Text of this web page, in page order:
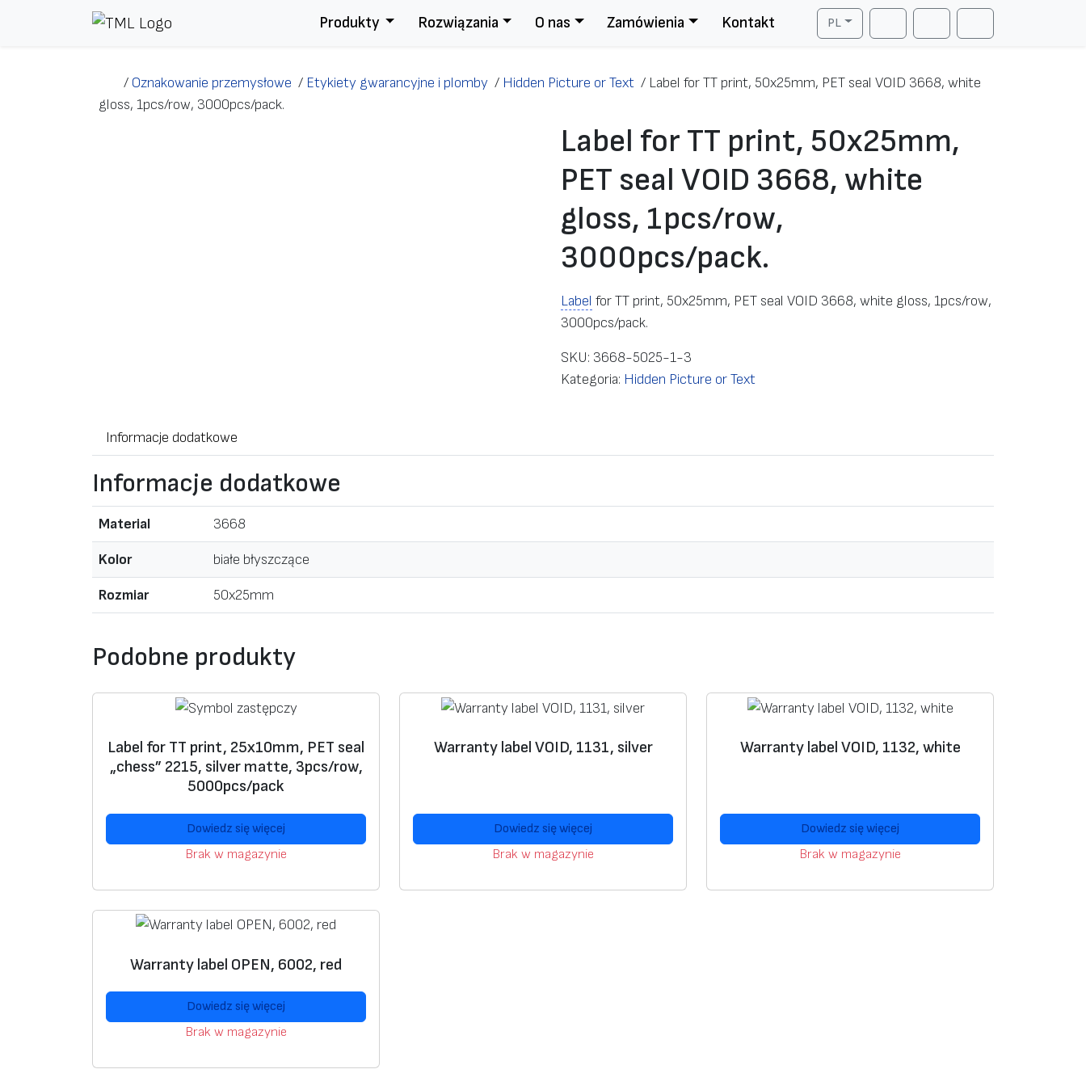
Przejdź do treści
Produkty Rozwiązania O nas Zamówienia Kontakt
PL
Search AccountCart
/ Oznakowanie przemysłowe / Etykiety gwarancyjne i plomby/ Hidden Picture or Text/ Label for TT print, 50x25mm, PET seal VOID 3668, white
gloss, 1pcs/row, 3000pcs/pack.
Label for TT print, 50x25mm,
PET seal VOID 3668, white
gloss, 1pcs/row,
3000pcs/pack.
Label for TT print, 50x25mm, PET seal VOID 3668, white gloss, 1pcs/row,
3000pcs/pack.
SKU: 3668-5025-1-3
Kategoria: Hidden Picture or Text
Informacje dodatkowe
Informacje dodatkowe
Material 3668
Kolor białe błyszczące
Rozmiar 50x25mm
Podobne produkty
Label for TT print, 25x10mm, PET seal
„chess” 2215, silver matte, 3pcs/row,
5000pcs/pack
Dowiedz się więcej
Brak w magazynie
Warranty label VOID, 1131, silver
Dowiedz się więcej
Brak w magazynie
Warranty label VOID, 1132, white
Dowiedz się więcej
Brak w magazynie
Warranty label OPEN, 6002, red
Dowiedz się więcej
Brak w magazynie